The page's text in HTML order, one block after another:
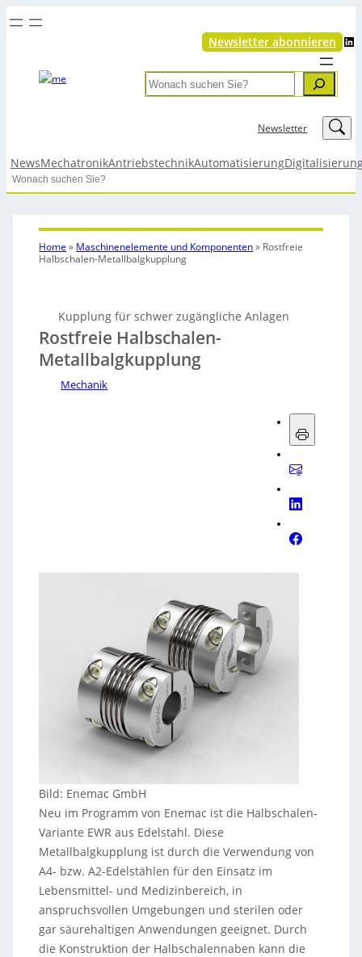
Newsletter abonnieren LinkedIn
Search
Newsletter LinkedIn
NewsMechatronikAntriebstechnikAutomatisierung
Search
Home » Maschinenelemente und Komponenten» Rostfreie
Halbschalen-Metallbalgkupplung
Kupplung für schwer zugängliche Anlagen
Rostfreie Halbschalen-
Metallbalgkupplung
Mechanik
Bild: Enemac GmbH
Neu im Programm von Enemac ist die Halbschalen-
Variante EWR aus Edelstahl. Diese
Metallbalgkupplung ist durch die Verwendung von
A4- bzw. A2-Edelstählen für den Einsatz im
Lebensmittel- und Medizinbereich, in
anspruchsvollen Umgebungen und sterilen oder
gar säurehaltigen Anwendungen geeignet. Durch
die Konstruktion der Halbschalennaben kann die